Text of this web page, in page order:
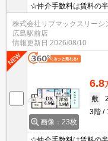
☆仲介手数料は賃料の
ステムキッチンなど室
ックで防犯面も安心☆近
です☆便利な宅配ボッ
株式会社リブマックスリーシ
広島駅前店
情報更新日 2026/08/10
画像：23枚
6.8
敷
3階